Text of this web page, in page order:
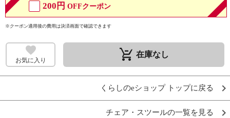
200円 OFFクーポン
※クーポン適用後の費用は決済画面で確認できます
お気に入り remove_shopping_cart 在庫なし
くらしのeショップ トップに戻る
チェア・スツールの一覧を見る